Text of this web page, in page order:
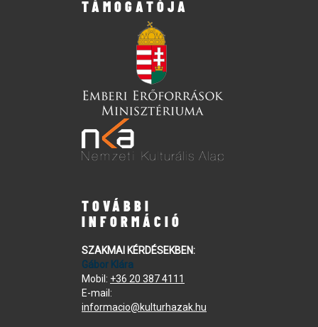
TÁMOGATÓJA
TOVÁBBI
INFORMÁCIÓ
SZAKMAI KÉRDÉSEKBEN:
Gábor Klára
Mobil: +36 20 387 4111
E-mail:
informacio@kulturhazak.hu